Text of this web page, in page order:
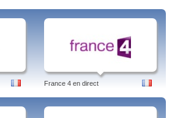
France 4 en direct